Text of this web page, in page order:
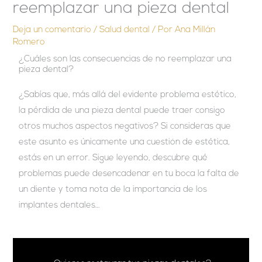
reemplazar una pieza dental
Deja un comentario /Salud dental / PorAna Millán
Romero
¿Cuáles son las consecuencias de no reemplazar una
pieza dental?
¿Sabías que, más allá del evidente problema estético,
la pérdida de una pieza dental puede traer consigo
otros muchos aspectos negativos? Si consideras que
este asunto es únicamente una cuestión de estética,
estás en un error. Sigue leyendo, descubre qué
problemas puede desencadenar en tu boca la falta de
un diente y toma nota de la importancia de los
implantes dentales…